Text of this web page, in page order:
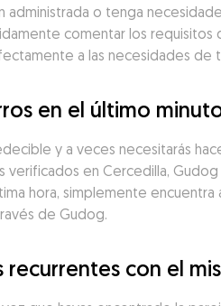
o tenga
comentar los
a las necesidades de
en el último
y a veces necesitarás
en Cercedilla,
hora, simplemente
de Gudog.
con el